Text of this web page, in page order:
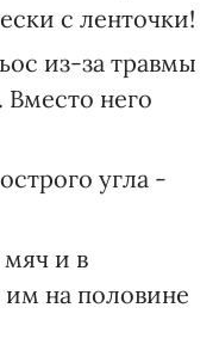
с ленточки!
из-за травмы
него
угла -
мяч и в
им на половине